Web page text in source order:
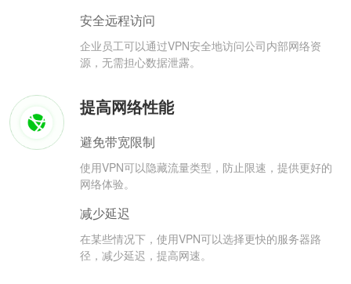
安全远程访问
企业员工可以通过VPN安全地访问公司内部网络资
源，无需担心数据泄露。
提高网络性能
避免带宽限制
使用VPN可以隐藏流量类型，防止限速，提供更好的
网络体验。
减少延迟
在某些情况下，使用VPN可以选择更快的服务器路
径，减少延迟，提高网速。